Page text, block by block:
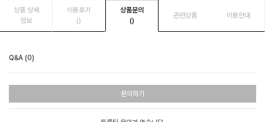
상품 상세
정보
이용후기
()
상품문의
()
관련상품 이용안내
Q&A (0)
문의하기